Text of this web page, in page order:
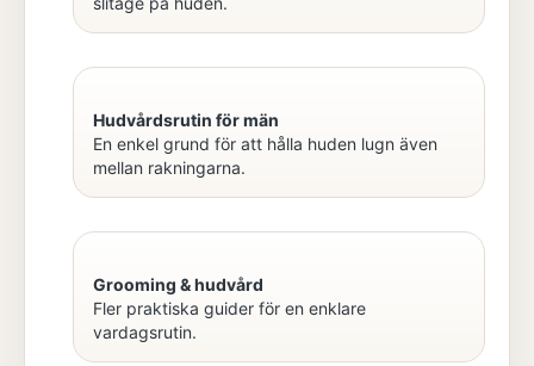
Hudvårdsrutin för män
En enkel grund för att hålla huden lugn även
mellan rakningarna.
Grooming & hudvård
Fler praktiska guider för en enklare
vardagsrutin.